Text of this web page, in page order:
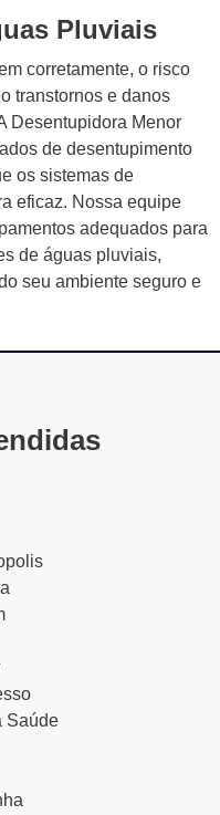
Pluviais
corretamente, o risco
transtornos e danos
Desentupidora Menor
de desentupimento
os sistemas de
eficaz. Nossa equipe
adequados para
de águas pluviais,
seu ambiente seguro e
Saúde